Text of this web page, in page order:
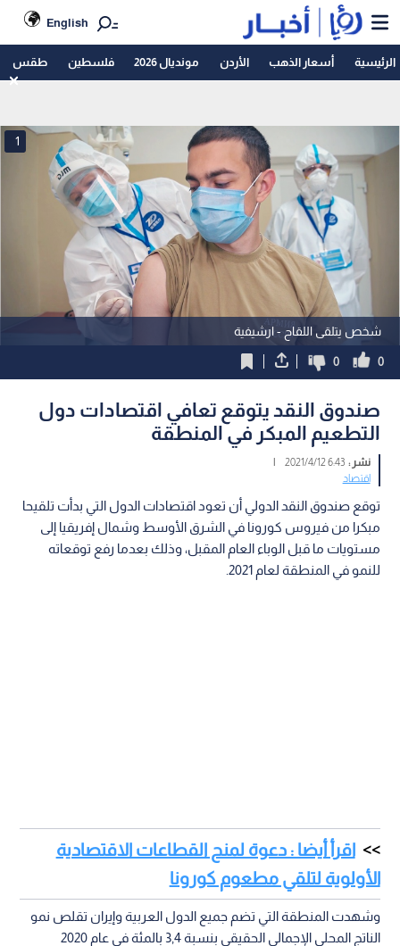
English
الرئيسية أسعار الذهب الأردن مونديال 2026 فلسطين طقس
شخص يتلقى اللقاح - ارشيفية
1
0
0
صندوق النقد يتوقع تعافي اقتصادات دول
التطعيم المبكر في المنطقة
نشر :6:43 2021/4/12
|
اقتصاد
توقع صندوق النقد الدولي أن تعود اقتصادات الدول التي بدأت تلقيحا
مبكرا من فيروس كورونا في الشرق الأوسط وشمال إفريقيا إلى
مستويات ما قبل الوباء العام المقبل، وذلك بعدما رفع توقعاته
للنمو في المنطقة لعام 2021.
اقرأ أيضا : دعوة لمنح القطاعات الاقتصادية
الأولوية لتلقي مطعوم كورونا
وشهدت المنطقة التي تضم جميع الدول العربية وإيران تقلص نمو
الناتج المحلي الإجمالي الحقيقي بنسبة 3,4 بالمئة في عام 2020